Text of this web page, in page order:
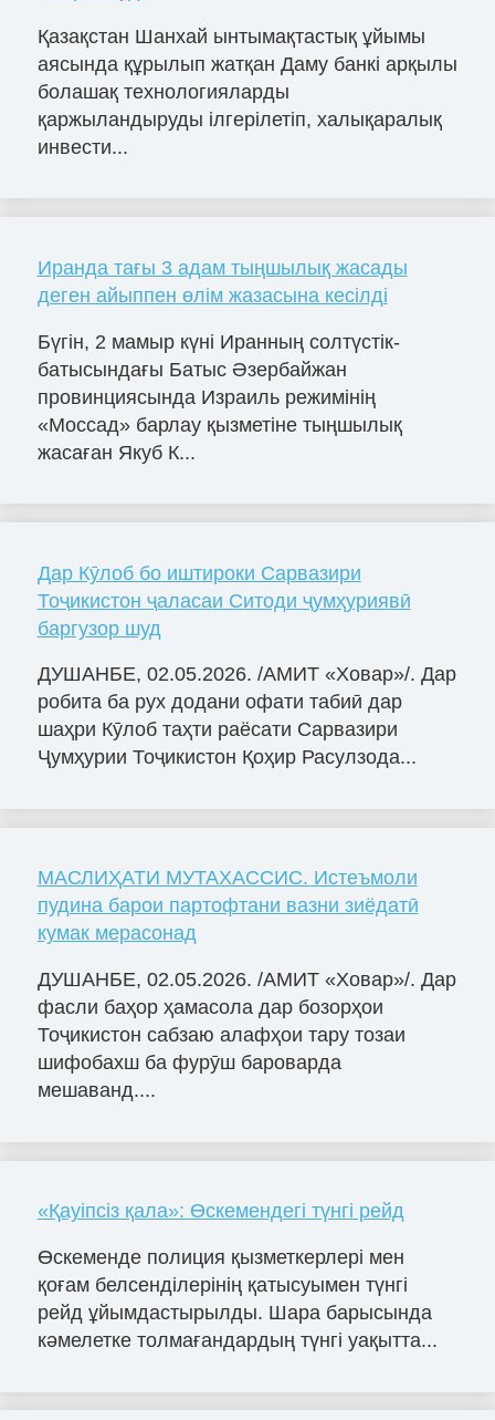
Қазақстан Шанхай ынтымақтастық ұйымы
аясында құрылып жатқан Даму банкі арқылы
болашақ технологияларды
қаржыландыруды ілгерілетіп, халықаралық
инвести...
Иранда тағы 3 адам тыңшылық жасады
деген айыппен өлім жазасына кесілді
Бүгін, 2 мамыр күні Иранның солтүстік-
батысындағы Батыс Әзербайжан
провинциясында Израиль режимінің
«Моссад» барлау қызметіне тыңшылық
жасаған Якуб К...
Дар Кӯлоб бо иштироки Сарвазири
Тоҷикистон ҷаласаи Ситоди ҷумҳуриявӣ
баргузор шуд
ДУШАНБЕ, 02.05.2026. /АМИТ «Ховар»/. Дар
робита ба рух додани офати табиӣ дар
шаҳри Кӯлоб таҳти раёсати Сарвазири
Ҷумҳурии Тоҷикистон Қоҳир Расулзода...
МАСЛИҲАТИ МУТАХАССИС. Истеъмоли
пудина барои партофтани вазни зиёдатӣ
кумак мерасонад
ДУШАНБЕ, 02.05.2026. /АМИТ «Ховар»/. Дар
фасли баҳор ҳамасола дар бозорҳои
Тоҷикистон сабзаю алафҳои тару тозаи
шифобахш ба фурӯш бароварда
мешаванд....
«Қауіпсіз қала»: Өскемендегі түнгі рейд
Өскеменде полиция қызметкерлері мен
қоғам белсенділерінің қатысуымен түнгі
рейд ұйымдастырылды. Шара барысында
кәмелетке толмағандардың түнгі уақытта...